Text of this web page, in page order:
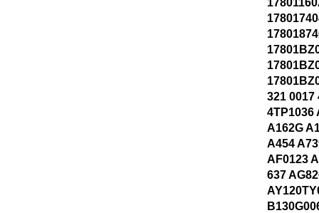
321 0017
4TP1036
A162G
A454
AF0123
637